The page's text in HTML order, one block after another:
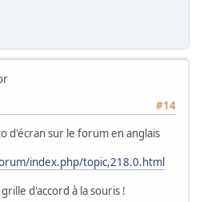
#14
d'écran sur le forum en anglais
index.php/topic,218.0.html
d'accord à la souris !